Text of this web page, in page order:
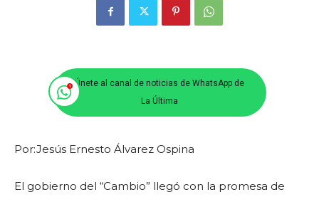
Únete al canal de noticias de WhatsApp de
La Última
Por:Jesús Ernesto Álvarez Ospina
El gobierno del “Cambio” llegó con la promesa de